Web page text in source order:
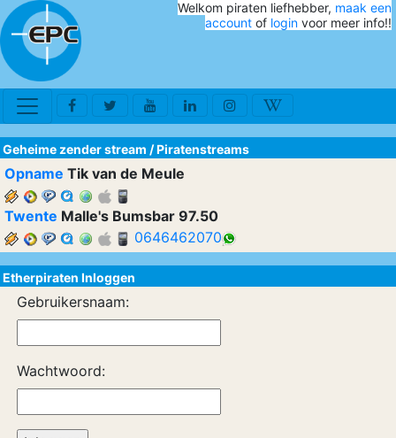
Welkom piraten liefhebber, maak een
account of login voor meer info!!
Geheime zender stream /Piratenstreams
Opname Tik van de Meule
Twente Malle's Bumsbar 97.50
0646462070
Etherpiraten Inloggen
Gebruikersnaam:
Wachtwoord: